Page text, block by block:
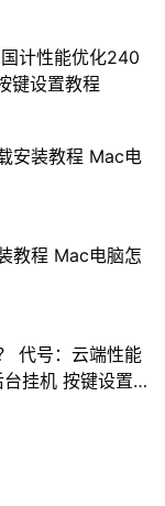
计性能优化240
键设置教程
安装教程 Mac电
教程 Mac电脑怎
代号：云端性能
挂机 按键设置